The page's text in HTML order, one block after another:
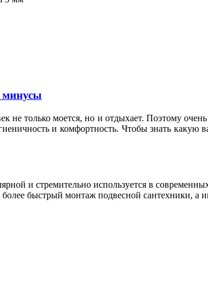
минусы
не только моется, но и отдыхает. Поэтому
и комфортность. Чтобы знать
и стремительно используется в
быстрый монтаж подвесной сантехники,